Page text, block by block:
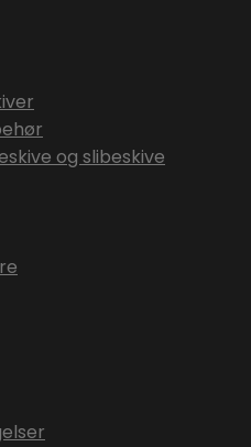
og slibeskive